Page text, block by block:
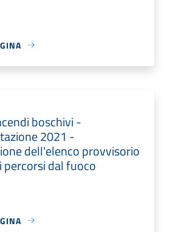
boschivi -
2021 -
dell'elenco provvisorio
percorsi dal fuoco